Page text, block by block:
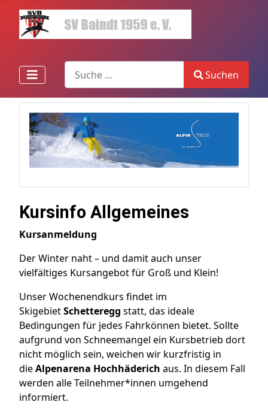
Search
Type 2 or more characters for results.
Suchen
Kursinfo Allgemeines
Kursanmeldung
Der Winter naht – und damit auch unser
vielfältiges Kursangebot für Groß und Klein!
Unser Wochenendkurs findet im
SkigebietSchetteregg statt, das ideale
Bedingungen für jedes Fahrkönnen bietet. Sollte
aufgrund von Schneemangel ein Kursbetrieb dort
nicht möglich sein, weichen wir kurzfristig in
dieAlpenarena Hochhäderich aus. In diesem Fall
werden alle Teilnehmer*innen umgehend
informiert.